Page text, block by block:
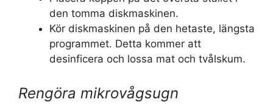
den tomma diskmaskinen.
Kör diskmaskinen på den hetaste, längsta
programmet. Detta kommer att
desinficera och lossa mat och tvålskum.
Rengöra mikrovågsugn